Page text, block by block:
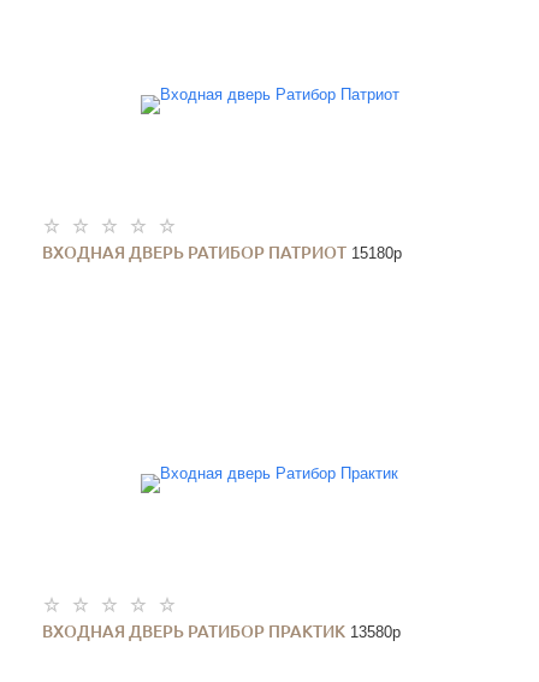
ВХОДНАЯ ДВЕРЬ РАТИБОР ПАТРИОТ 15180p
ВХОДНАЯ ДВЕРЬ РАТИБОР ПРАКТИК 13580p